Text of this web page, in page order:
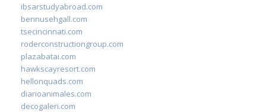
ibsarstudyabroad.com
bennusehgall.com
tsecincinnati.com
roderconstructiongroup.com
plazabatai.com
hawkscayresort.com
hellonquads.com
diarioanimales.com
decogaleri.com